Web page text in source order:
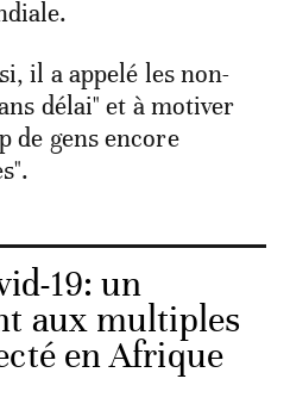
il a appelé les non-
délai" et à motiver
de gens encore
19: un
aux multiples
en Afrique